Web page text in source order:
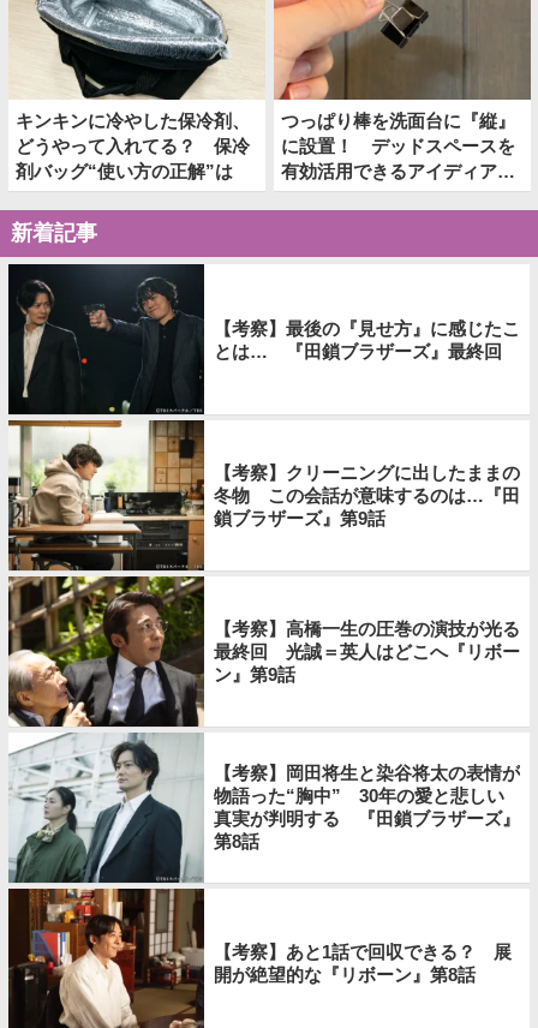
キンキンに冷やした保冷剤、
どうやって入れてる？ 保冷
剤バッグ“使い方の正解”は
つっぱり棒を洗面台に『縦』
に設置！ デッドスペースを
有効活用できるアイディア
が、こちら
新着記事
【考察】最後の『見せ方』に感じたこ
とは… 『田鎖ブラザーズ』最終回
【考察】クリーニングに出したままの
冬物 この会話が意味するのは…『田
鎖ブラザーズ』第9話
【考察】高橋一生の圧巻の演技が光る
最終回 光誠＝英人はどこへ『リボー
ン』第9話
【考察】岡田将生と染谷将太の表情が
物語った“胸中” 30年の愛と悲しい
真実が判明する 『田鎖ブラザーズ』
第8話
【考察】あと1話で回収できる？ 展
開が絶望的な『リボーン』第8話